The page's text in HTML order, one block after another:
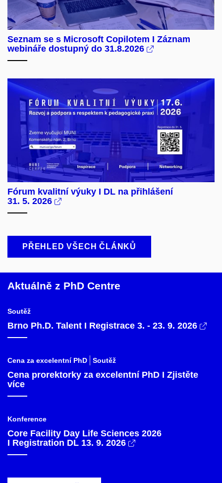
Seznam se s Microsoft Copilotem I Záznam
webináře dostupný do 31.8.2026
Fórum kvalitní výuky I DL na přihlášení
31. 5. 2026
PŘEHLED VŠECH ČLÁNKŮ
Aktuálně z PhD Centre
Soutěž
Brno Ph.D. Talent I Registrace 3. - 23. 9. 2026
Cena za excelentní PhD Soutěž
Cena prorektorky za excelentní PhD I Zjistěte
více
Konference
Core Facility Day Life Sciences 2026
I Registration DL 13. 9. 2026